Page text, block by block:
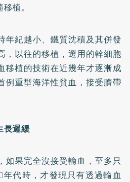
植。
年紀越小、鐵質沈積及其併發
，以往的移植，選用的幹細胞
移植的技術在近幾年才逐漸成
例重型海洋性貧血，接受臍帶
遲緩
如果完全沒接受輸血，至多只
代時，才發現只有透過輸血